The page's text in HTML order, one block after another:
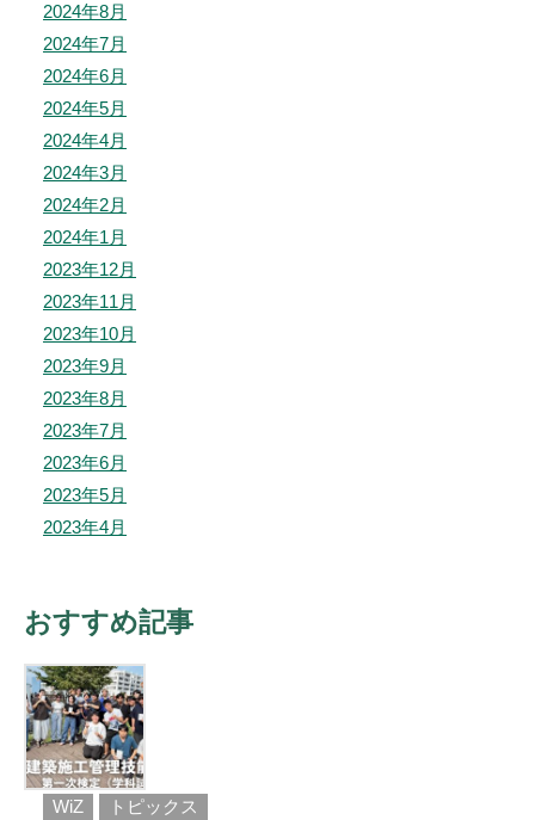
2024年8月
2024年7月
2024年6月
2024年5月
2024年4月
2024年3月
2024年2月
2024年1月
2023年12月
2023年11月
2023年10月
2023年9月
2023年8月
2023年7月
2023年6月
2023年5月
2023年4月
おすすめ記事
WiZ
トピックス